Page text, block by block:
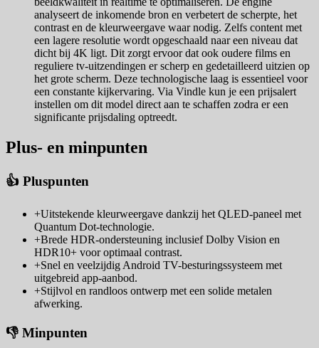
analyseert de inkomende bron en verbetert de scherpte, het
contrast en de kleurweergave waar nodig. Zelfs content met
een lagere resolutie wordt opgeschaald naar een niveau dat
dicht bij 4K ligt. Dit zorgt ervoor dat ook oudere films en
reguliere tv-uitzendingen er scherp en gedetailleerd uitzien op
het grote scherm. Deze technologische laag is essentieel voor
een constante kijkervaring. Via Vindle kun je een prijsalert
instellen om dit model direct aan te schaffen zodra er een
significante prijsdaling optreedt.
Plus- en minpunten
👍 Pluspunten
+Uitstekende kleurweergave dankzij het QLED-paneel met
Quantum Dot-technologie.
+Brede HDR-ondersteuning inclusief Dolby Vision en
HDR10+ voor optimaal contrast.
+Snel en veelzijdig Android TV-besturingssysteem met
uitgebreid app-aanbod.
+Stijlvol en randloos ontwerp met een solide metalen
afwerking.
👎 Minpunten